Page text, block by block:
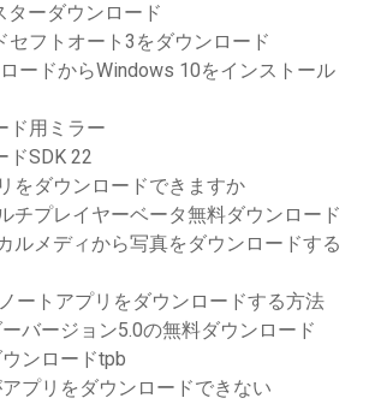
ターダウンロード
セフトオート3をダウンロード
ードからWindows 10をインストール
ド用ミラー
ドSDK 22
をダウンロードできますか
チプレイヤーベータ無料ダウンロード
ルメディから写真をダウンロードする
ートアプリをダウンロードする方法
バージョン5.0の無料ダウンロード
ンロードtpb
プリをダウンロードできない